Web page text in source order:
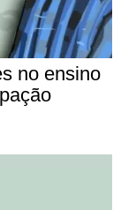
no ensino